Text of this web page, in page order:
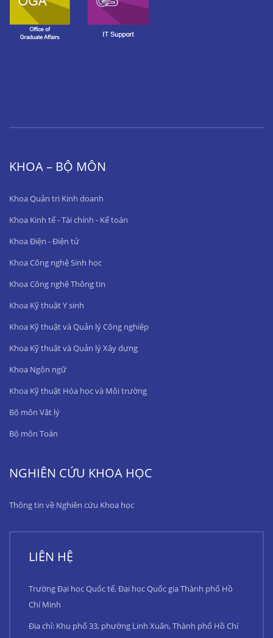
KHOA – BỘ MÔN
Khoa Quản trị Kinh doanh
Khoa Kinh tế - Tài chính - Kế toán
Khoa Điện - Điện tử
Khoa Công nghệ Sinh học
Khoa Công nghệ Thông tin
Khoa Kỹ thuật Y sinh
Khoa Kỹ thuật và Quản lý Công nghiệp
Khoa Kỹ thuật và Quản lý Xây dựng
Khoa Ngôn ngữ
Khoa Kỹ thuật Hóa học và Môi trường
Bộ môn Vật lý
Bộ môn Toán
NGHIÊN CỨU KHOA HỌC
Thông tin về Nghiên cứu Khoa học
LIÊN HỆ
Trường Đại học Quốc tế, Đại học Quốc gia Thành phố Hồ
Chí Minh
Địa chỉ: Khu phố 33, phường Linh Xuân, Thành phố Hồ Chí